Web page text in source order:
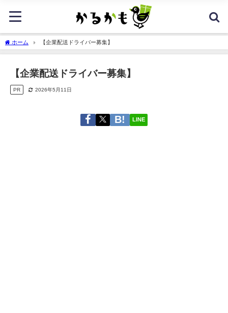
ホーム 【企業配送ドライバー募集】
【企業配送ドライバー募集】
PR 2026年5月11日
LINE